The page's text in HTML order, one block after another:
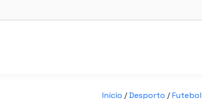
Início /Desporto /Futebol